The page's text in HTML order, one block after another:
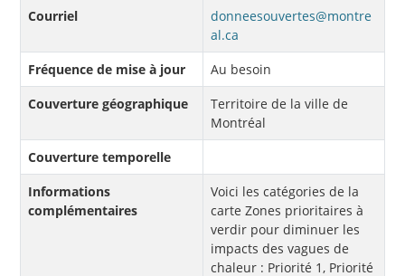
Courriel
donneesouvertes@montre
al.ca
Fréquence de mise à jour
Au besoin
Couverture géographique
Territoire de la ville de
Montréal
Couverture temporelle
Informations
complémentaires
Voici les catégories de la
carte Zones prioritaires à
verdir pour diminuer les
impacts des vagues de
chaleur : Priorité 1, Priorité